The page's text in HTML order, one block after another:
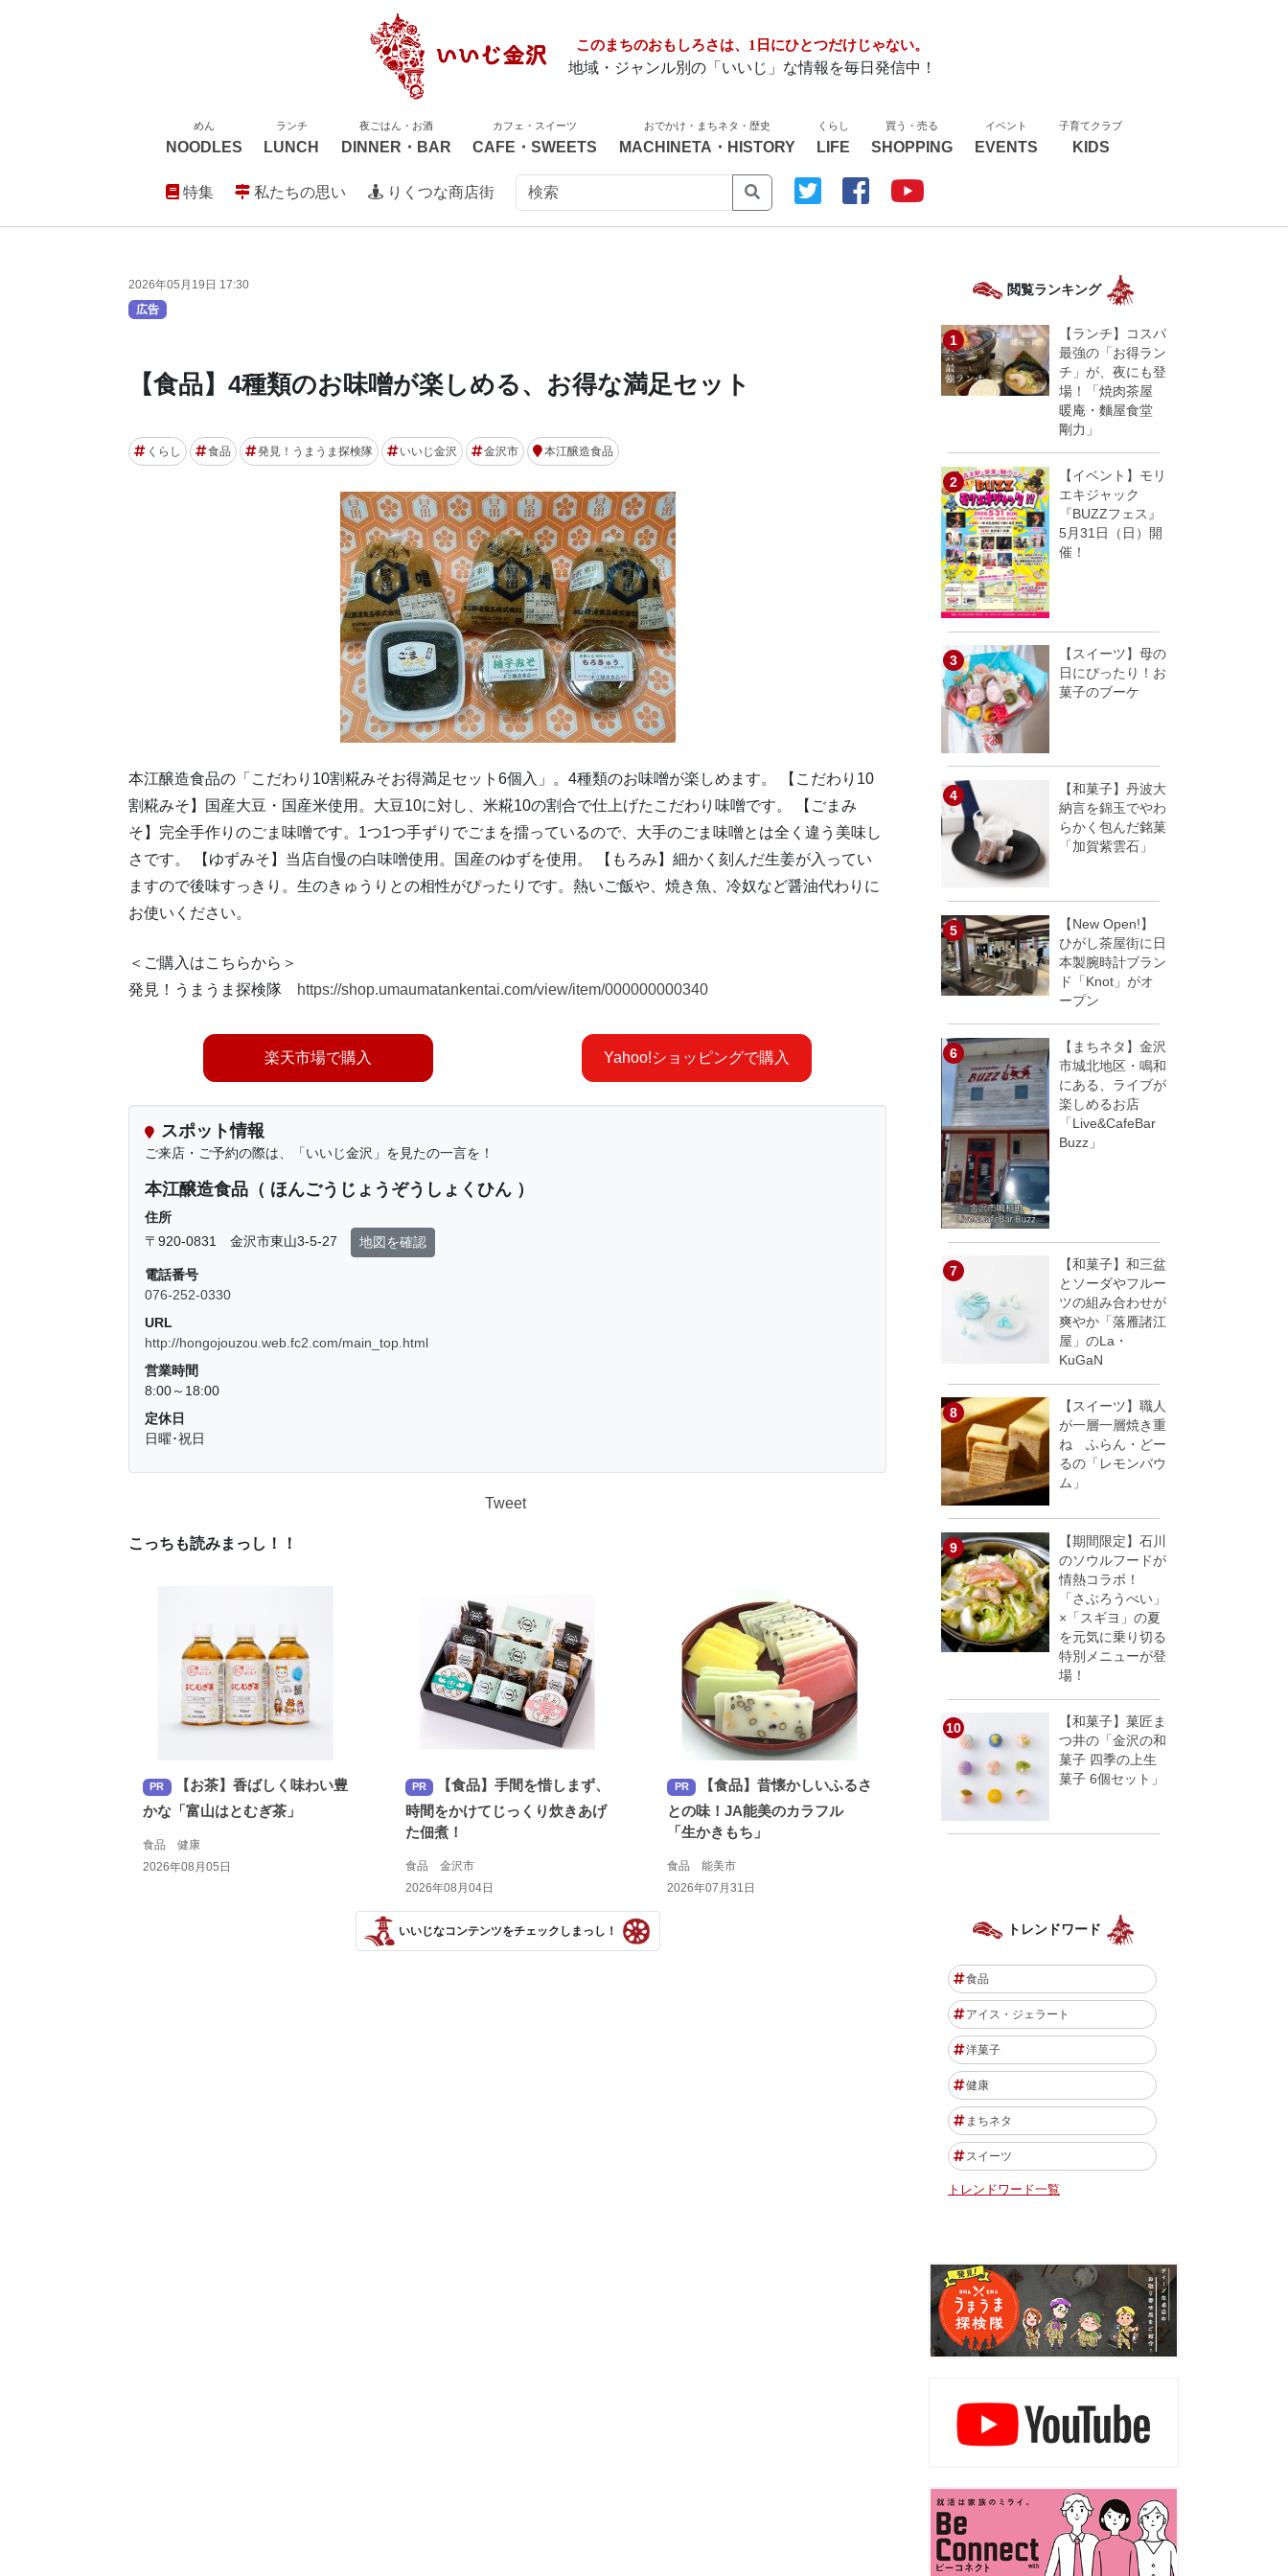
このまちのおもしろさは、1日にひとつだけじゃない。
地域・ジャンル別の「いいじ」な情報を毎日発信中！
めん
NOODLES
ランチ
LUNCH
夜ごはん・お酒
DINNER・BAR
カフェ・スイーツ
CAFE・SWEETS
おでかけ・まちネタ・歴史
MACHINETA・HISTORY
くらし
LIFE
買う・売る
SHOPPING
イベント
EVENTS
子育てクラブ
KIDS
特集 私たちの思い りくつな商店街
2026年05月19日 17:30
広告
【食品】4種類のお味噌が楽しめる、お得な満足セット
くらし 食品 発見！うまうま探検隊 いいじ金沢 金沢市 本江醸造食品
本江醸造食品の「こだわり10割糀みそお得満足セット6個入」。4種類のお味噌が楽しめます。 【こだわり10
割糀みそ】国産大豆・国産米使用。大豆10に対し、米糀10の割合で仕上げたこだわり味噌です。 【ごまみ
そ】完全手作りのごま味噌です。1つ1つ手ずりでごまを擂っているので、大手のごま味噌とは全く違う美味し
さです。 【ゆずみそ】当店自慢の白味噌使用。国産のゆずを使用。 【もろみ】細かく刻んだ生姜が入ってい
ますので後味すっきり。生のきゅうりとの相性がぴったりです。熱いご飯や、焼き魚、冷奴など醤油代わりに
お使いください。
＜ご購入はこちらから＞
発見！うまうま探検隊
https://shop.umaumatankentai.com/view/item/000000000340
楽天市場で購入 Yahoo!ショッピングで購入
スポット情報
ご来店・ご予約の際は、「いいじ金沢」を見たの一言を！
本江醸造食品（ ほんごうじょうぞうしょくひん ）
住所
〒920-0831 金沢市東山3-5-27
地図を確認
電話番号
076-252-0330
URL
http://hongojouzou.web.fc2.com/main_top.html
営業時間
8:00～18:00
定休日
日曜･祝日
Tweet
こっちも読みまっし！！
PR
【お茶】香ばしく味わい豊
かな「富山はとむぎ茶」
食品 健康
2026年08月05日
PR
【食品】手間を惜しまず、
時間をかけてじっくり炊きあげ
た佃煮！
食品 金沢市
2026年08月04日
PR
【食品】昔懐かしいふるさ
との味！JA能美のカラフル
「生かきもち」
食品 能美市
2026年07月31日
いいじなコンテンツをチェックしまっし！
閲覧ランキング
【ランチ】コスパ
最強の「お得ラン
チ」が、夜にも登
場！「焼肉茶屋
暖庵・麵屋食堂
剛力」
【イベント】モリ
エキジャック
『BUZZフェス』
5月31日（日）開
催！
【スイーツ】母の
日にぴったり！お
菓子のブーケ
【和菓子】丹波大
納言を錦玉でやわ
らかく包んだ銘菓
「加賀紫雲石」
【New Open!】
ひがし茶屋街に日
本製腕時計ブラン
ド「Knot」がオ
ープン
【まちネタ】金沢
市城北地区・鳴和
にある、ライブが
楽しめるお店
「Live&CafeBar
Buzz」
【和菓子】和三盆
とソーダやフルー
ツの組み合わせが
爽やか「落雁諸江
屋」のLa・
KuGaN
【スイーツ】職人
が一層一層焼き重
ね ふらん・どー
るの「レモンバウ
ム」
【期間限定】石川
のソウルフードが
情熱コラボ！
「さぶろうべい」
×「スギヨ」の夏
を元気に乗り切る
特別メニューが登
場！
【和菓子】菓匠ま
つ井の「金沢の和
菓子 四季の上生
菓子 6個セット」
トレンドワード
食品
アイス・ジェラート
洋菓子
健康
まちネタ
スイーツ
トレンドワード一覧